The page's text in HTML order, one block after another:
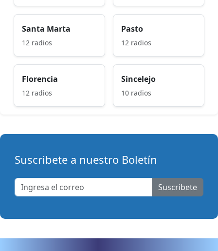
Santa Marta
12 radios
Pasto
12 radios
Florencia
12 radios
Sincelejo
10 radios
Suscribete a nuestro Boletín
Suscribete